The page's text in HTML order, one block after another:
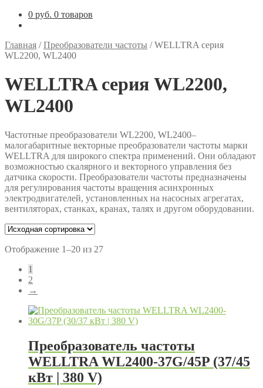
0 руб. 0 товаров
Главная /Преобразователи частоты /WELLTRA серия
WL2200, WL2400
WELLTRA серия WL2200,
WL2400
Частотные преобразователи WL2200, WL2400–
малогабаритные векторные преобразователи частоты марки
WELLTRA для широкого спектра применений. Они обладают
возможностью скалярного и векторного управления без
датчика скорости. Преобразователи частоты предназначены
для регулирования частоты вращения асинхронных
электродвигателей, установленных на насосных агрегатах,
вентиляторах, станках, кранах, талях и другом оборудовании.
Отображение 1–20 из 27
1
2
→
Преобразователь частоты
WELLTRA WL2400-37G/45P (37/45
кВт | 380 V)